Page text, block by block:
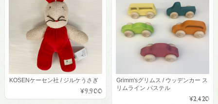
KOSENケーセン社 / ジルケうさぎ
¥9,900
Grimm'sグリムス / ウッデンカー ス
リムライン パステル
¥2,420